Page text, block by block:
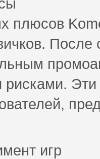
плюсов
После
игр